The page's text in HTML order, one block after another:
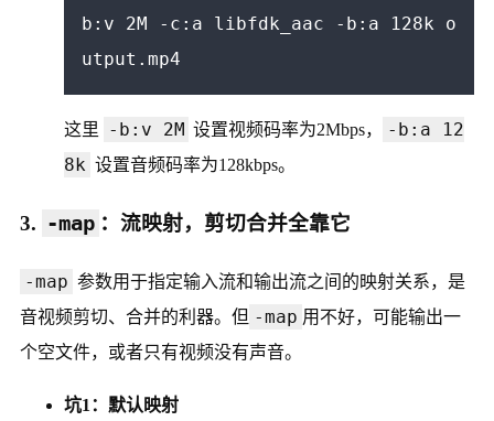
b:v 2M -c:a libfdk_aac -b:a 128k o
这里 -b:v 2M 设置视频码率为2Mbps，
-b:a 12
8k 设置音频码率为128kbps。
3. -map ：流映射，剪切合并全靠它
-map 参数用于指定输入流和输出流之间的映射关系，是
音视频剪切、合并的利器。但 -map 用不好，可能输出一
个空文件，或者只有视频没有声音。
坑1：默认映射